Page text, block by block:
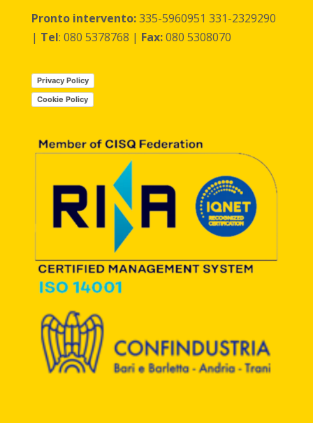
Pronto intervento:335-5960951 331-2329290
| Tel: 080 5378768 | Fax:080 5308070
Privacy Policy
Cookie Policy